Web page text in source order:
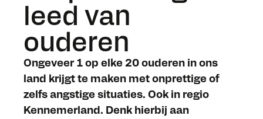
leed van
ouderen
Ongeveer 1 op elke 20 ouderen in ons
land krijgt te maken met onprettige of
zelfs angstige situaties. Ook in regio
Kennemerland. Denk hierbij aan